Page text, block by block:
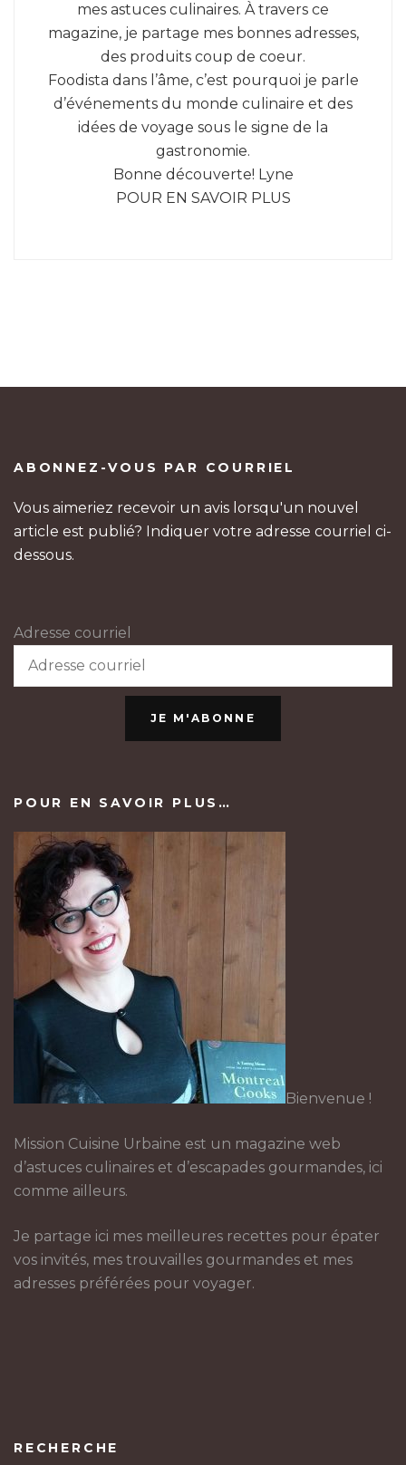
mes astuces culinaires. À travers ce
magazine, je partage mes bonnes adresses,
des produits coup de coeur.
Foodista dans l’âme, c’est pourquoi je parle
d’événements du monde culinaire et des
idées de voyage sous le signe de la
gastronomie.
Bonne découverte! Lyne
POUR EN SAVOIR PLUS
ABONNEZ-VOUS PAR COURRIEL
Vous aimeriez recevoir un avis lorsqu'un nouvel
article est publié? Indiquer votre adresse courriel ci-
dessous.
Adresse courriel
JE M'ABONNE
POUR EN SAVOIR PLUS…
Bienvenue !
Mission Cuisine Urbaine est un magazine web
d’astuces culinaires et d’escapades gourmandes, ici
comme ailleurs.
Je partage ici mes meilleures recettes pour épater
vos invités, mes trouvailles gourmandes et mes
adresses préférées pour voyager.
RECHERCHE